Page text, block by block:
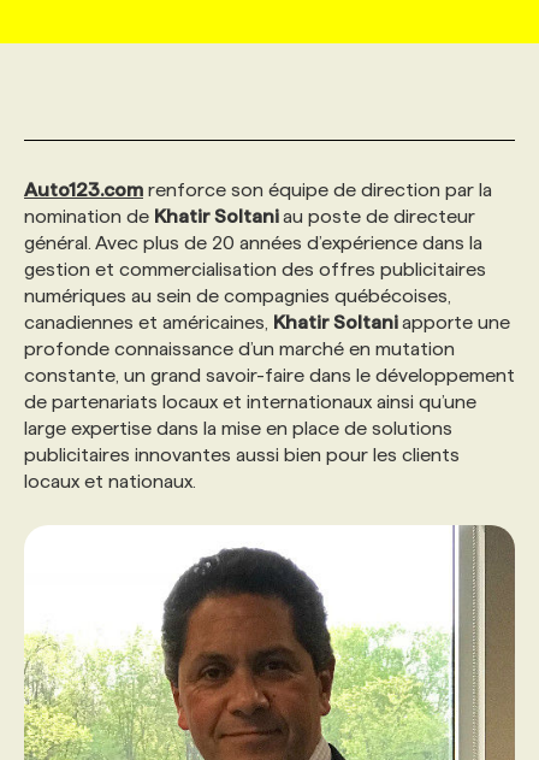
AFFAIRES DE L'INDUSTRIE
INITIATIVES NUMÉRIQUES
PRIX ET DISTINCTIONS
TENDANCES
WEB & MÉDIAS SOCIAUX
MARKETING DURABLE
GEO/SEO
ÉVÉNEMENTIEL
INFOLETTRE PUBLICITÉ
ANNONCEZ AVEC NOUS
CONSULTER LA CVTHÈQUE
PROFIL ENTREPRISE
FAQ
ANNONCEZ AVEC NOUS
VOIR LES OFFRES
PROFIL CANDIDAT
FAQ
ANNONCEZ AVEC NOUS
NOS FORMATIONS EN LIGNE
NOS PARCOURS DE FORMATIONS
FORMATIONS PERSONNALISÉES
NOS FORMATEUR‧RICES
POURQUOI CHOISIR NOS FORMATIONS
NOS TARIFS
PROGRAMMES DE SUBVENTIONS
FAQ
ANNONCEZ AVEC NOUS
CHASSE DE TÊTE
SERVICE DE CHASSE DE TÊTE
NOS TARIFS
NOS EXPERTISES
FAQ
ANNONCEZ AVEC NOUS
Auto123.com renforce son équipe de direction par la
nomination de Khatir Soltaniau poste de directeur
général. Avec plus de 20 années d’expérience dans la
gestion et commercialisation des offres publicitaires
numériques au sein de compagnies québécoises,
canadiennes et américaines, Khatir Soltaniapporte une
profonde connaissance d’un marché en mutation
constante, un grand savoir-faire dans le développement
de partenariats locaux et internationaux ainsi qu’une
large expertise dans la mise en place de solutions
publicitaires innovantes aussi bien pour les clients
locaux et nationaux.